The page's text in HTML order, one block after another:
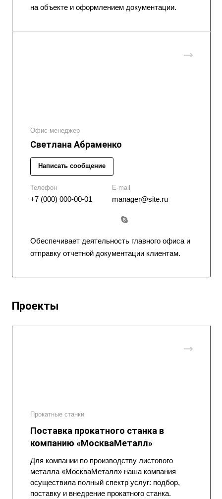
на объекте и оформлением документации.
Офис-менеджер
Светлана Абраменко
Написать сообщение
Телефон
+7 (000) 000-00-01
E-mail
manager@site.ru
Обеспечивает деятельность главного офиса и
отправку отчетной документации клиентам.
Проекты
Прокатные станки
Поставка прокатного станка в
компанию «МоскваМеталл»
Для компании по производству листового
металла «МоскваМеталл» наша компания
осуществила полный спектр услуг: подбор,
поставку и внедрение прокатного станка.